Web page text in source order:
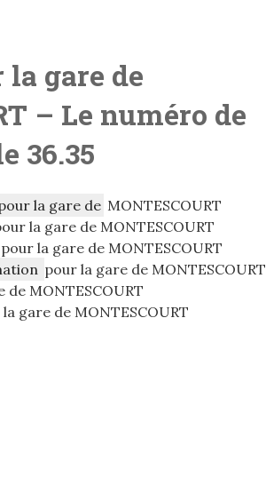
gare de
– Le numéro de
36.35
la gare de MONTESCOURT
la gare de MONTESCOURT
pour la gare de MONTESCOURT
pour la gare de MONTESCOURT
de MONTESCOURT
gare de MONTESCOURT